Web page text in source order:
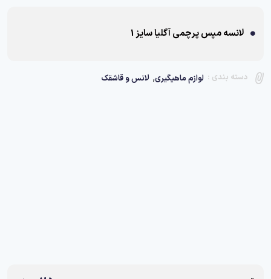
لانسه مپس پرچمی آگلیا سایز 1
دسته بندی : لوازم ماهیگیری, لانس و قاشقک